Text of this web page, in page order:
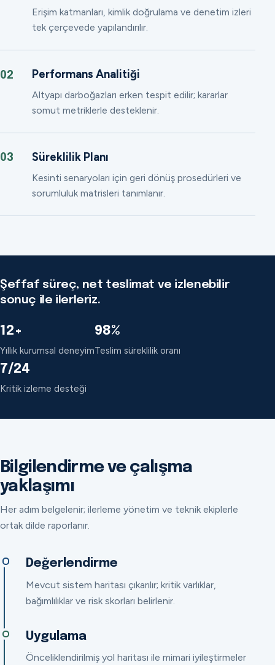
Erişim katmanları, kimlik doğrulama ve denetim izleri
tek çerçevede yapılandırılır.
02 Performans Analitiği
Altyapı darboğazları erken tespit edilir; kararlar
somut metriklerle desteklenir.
03 Süreklilik Planı
Kesinti senaryoları için geri dönüş prosedürleri ve
sorumluluk matrisleri tanımlanır.
Şeffaf süreç, net teslimat ve izlenebilir
sonuç ile ilerleriz.
12+
Yıllık kurumsal deneyim
98%
Teslim süreklilik oranı
7/24
Kritik izleme desteği
Bilgilendirme ve çalışma
yaklaşımı
Her adım belgelenir; ilerleme yönetim ve teknik ekiplerle
ortak dilde raporlanır.
Değerlendirme
Mevcut sistem haritası çıkarılır; kritik varlıklar,
bağımlılıklar ve risk skorları belirlenir.
Uygulama
Önceliklendirilmiş yol haritası ile mimari iyileştirmeler